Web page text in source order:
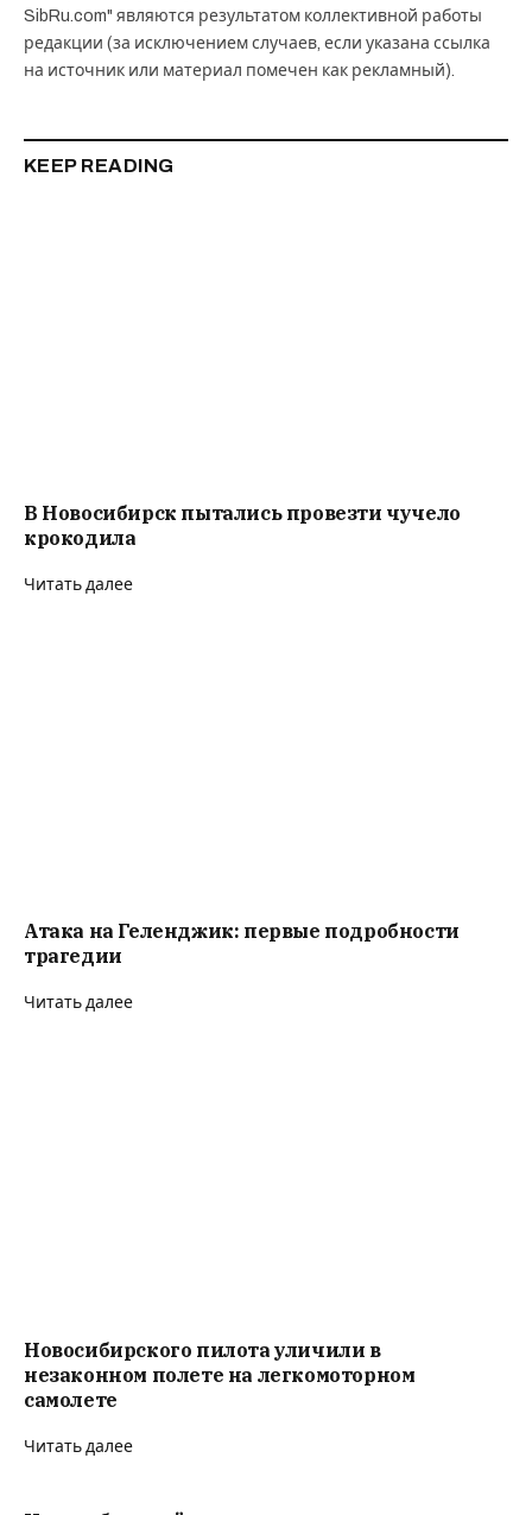
SibRu.com" являются результатом коллективной работы
редакции (за исключением случаев, если указана ссылка
на источник или материал помечен как рекламный).
KEEP READING
В Новосибирск пытались провезти чучело
крокодила
Читать далее
Атака на Геленджик: первые подробности
трагедии
Читать далее
Новосибирского пилота уличили в
незаконном полете на легкомоторном
самолете
Читать далее